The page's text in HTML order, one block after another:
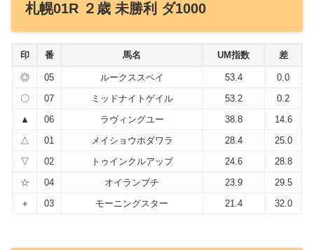
札幌01R ２歳 未勝利 ダ1000
印 番 馬名 UM指数 差
◎ 05 ルークススペイ 53.4
0.0
〇
07 ミッドナイトゲイル 53.2
0.2
▲
06 ラヴィングユー 38.8
14.6
△
01 メイショウホダワラ 28.4
25.0
▽
02 トゥインクルアップ 24.6
28.8
☆
04 オイランブチ 23.9
29.5
＋
03 モーニングスター 21.4 32.0